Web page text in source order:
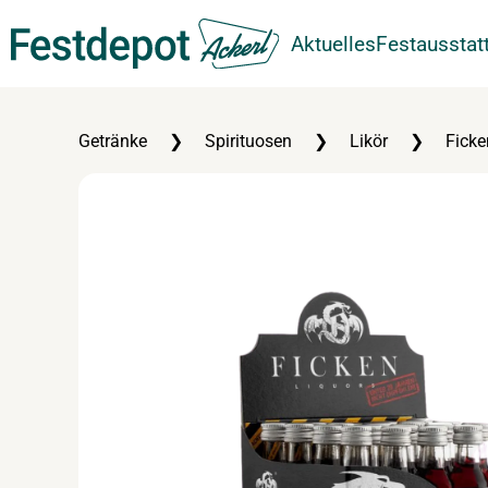
Zum Hauptinhalt springen Aktuelles
Getränke Spirituosen Likör